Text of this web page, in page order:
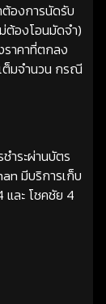
องการนัดรับ
ต้องโอนมัดจำ)
าคาที่ตกลง
มจำนวน กรณี
ำระผ่านบัตร
มีบริการเก็บ
และ โชคชัย 4